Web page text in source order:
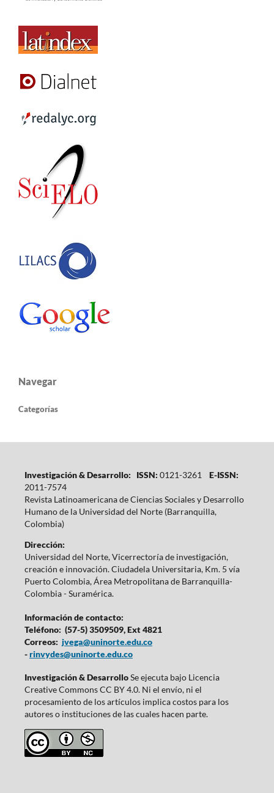
Navegar
Categorías
Investigación & Desarrollo: ISSN: 0121-3261
E-ISSN:
2011-7574
Revista Latinoamericana de Ciencias Sociales y Desarrollo
Humano de la Universidad del Norte (Barranquilla,
Colombia)
Dirección:
Universidad del Norte, Vicerrectoría de investigación,
creación e innovación. Ciudadela Universitaria, Km. 5 vía
Puerto Colombia, Área Metropolitana de Barranquilla-
Colombia - Suramérica.
Información de contacto:
Teléfono: (57-5) 3509509, Ext 4821
Correos: jvega@uninorte.edu.co
-rinvydes@uninorte.edu.co
Investigación & DesarrolloSe ejecuta bajo Licencia
Creative Commons CC BY 4.0. Ni el envío, ni el
procesamiento de los artículos implica costos para los
autores o instituciones de las cuales hacen parte.